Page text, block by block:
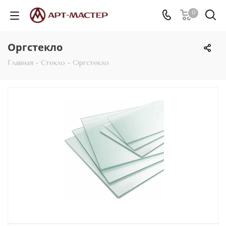
0
Оргстекло
Главная - Стекло - Оргстекло